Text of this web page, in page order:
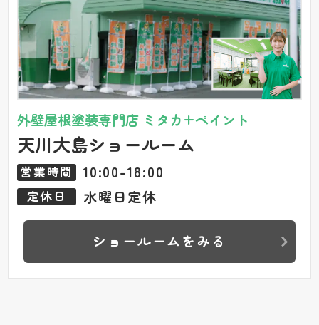
外壁屋根塗装専門店 ミタカ+ペイント
天川大島ショールーム
営業時間 10:00-18:00
定休日 水曜日定休
ショールームをみる